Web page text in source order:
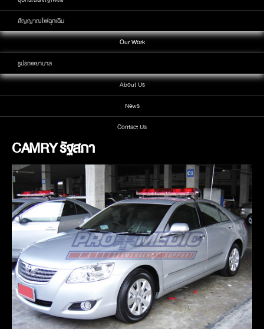
สัญญาณไฟฉุกเฉิน
Our Work
รูปรถพยาบาล
About Us
News
Contact Us
CAMRY รัฐสภา